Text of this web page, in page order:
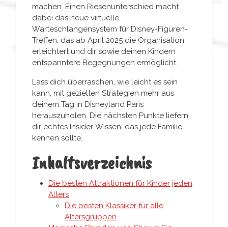
machen. Einen Riesenunterschied macht
dabei das neue virtuelle
Warteschlangensystem für Disney-Figuren-
Treffen, das ab April 2025 die Organisation
erleichtert und dir sowie deinen Kindern
entspanntere Begegnungen ermöglicht.
Lass dich überraschen, wie leicht es sein
kann, mit gezielten Strategien mehr aus
deinem Tag in Disneyland Paris
herauszuholen. Die nächsten Punkte liefern
dir echtes Insider-Wissen, das jede Familie
kennen sollte.
Inhaltsverzeichnis
Die besten Attraktionen für Kinder jeden
Alters
Die besten Klassiker für alle
Altersgruppen